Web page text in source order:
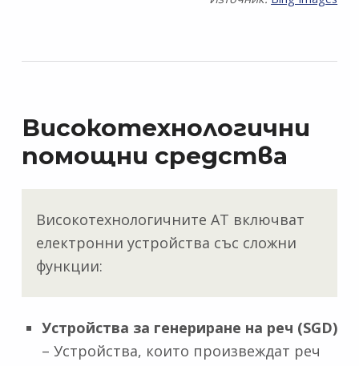
Високотехнологични
помощни средства
Високотехнологичните АТ включват
електронни устройства със сложни
функции:
Устройства за генериране на реч (SGD)
– Устройства, които произвеждат реч